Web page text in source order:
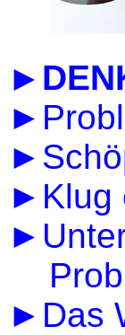
►Klug
►Das